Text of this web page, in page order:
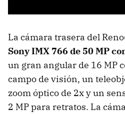
La cámara trasera del
Sony IMX 766 de 50 MP
un gran angular de 16 MP
campo de visión, un
zoom óptico de 2x y un
2 MP para retratos. La